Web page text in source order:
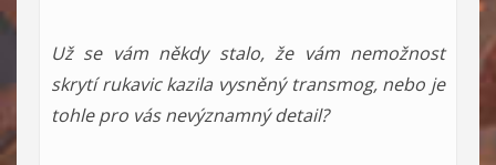
Už se vám někdy stalo, že vám nemožnost
skrytí rukavic kazila vysněný transmog, nebo je
tohle pro vás nevýznamný detail?